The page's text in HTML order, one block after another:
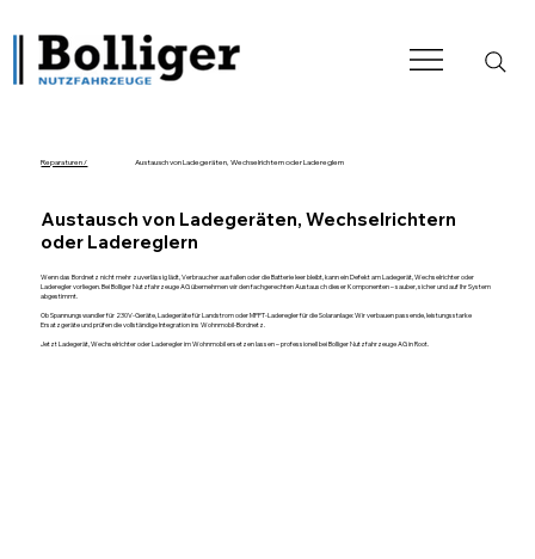
Reparaturen / Austausch von Ladegeräten, Wechselrichtern oder Ladereglern
Austausch von Ladegeräten, Wechselrichtern
oder Ladereglern
Wenn das Bordnetz nicht mehr zuverlässig lädt, Verbraucher ausfallen oder die Batterie leer bleibt, kann ein Defekt am Ladegerät, Wechselrichter oder
Laderegler vorliegen. Bei Bolliger Nutzfahrzeuge AG übernehmen wir den fachgerechten Austausch dieser Komponenten – sauber, sicher und auf Ihr System
abgestimmt.
Ob Spannungswandler für 230V-Geräte, Ladegeräte für Landstrom oder MPPT-Laderegler für die Solaranlage: Wir verbauen passende, leistungsstarke
Ersatzgeräte und prüfen die vollständige Integration ins Wohnmobil-Bordnetz.
Jetzt Ladegerät, Wechselrichter oder Laderegler im Wohnmobil ersetzen lassen – professionell bei Bolliger Nutzfahrzeuge AG in Root.